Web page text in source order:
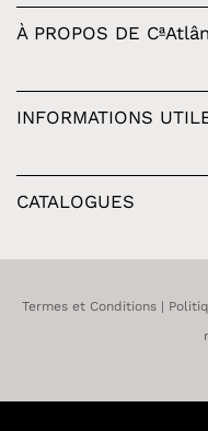
À PROPOS DE
INFORMATIONS
CATALOGUES
Termes et Conditions